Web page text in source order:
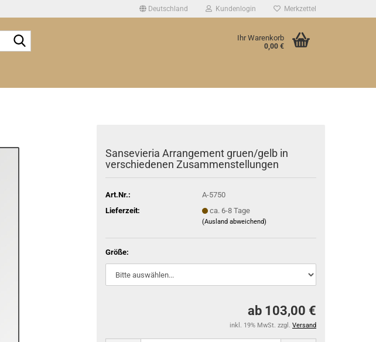
Deutschland Kundenlogin Merkzettel
Ihr Warenkorb
0,00 €
Sansevieria Arrangement gruen/gelb in
verschiedenen Zusammenstellungen
Art.Nr.:
A-5750
Lieferzeit:
ca. 6-8 Tage
(Ausland abweichend)
Größe:
ab 103,00 €
inkl. 19% MwSt. zzgl. Versand